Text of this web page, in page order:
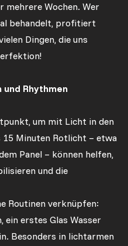
mehrere Wochen. Wer
behandelt, profitiert
Dingen, die uns
Rhythmen
um mit Licht in den
Minuten Rotlicht – etwa
Panel – können helfen,
und die
Routinen verknüpfen:
ein erstes Glas Wasser
Besonders in lichtarmen